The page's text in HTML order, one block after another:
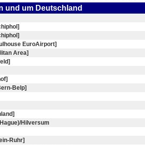
und um Deutschland
EuroAirport]
Area]
Belp]
Hilversum
Ruhr]